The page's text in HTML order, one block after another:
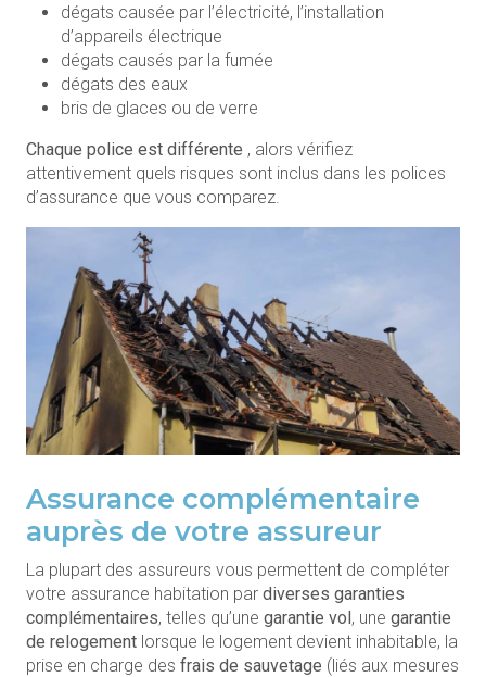
dégats causée par l’électricité, l’installation
d’appareils électrique
dégats causés par la fumée
dégats des eaux
bris de glaces ou de verre
Chaque police est différente , alors vérifiez
attentivement quels risques sont inclus dans les polices
d’assurance que vous comparez.
Assurance complémentaire
auprès de votre assureur
La plupart des assureurs vous permettent de compléter
votre assurance habitation par diverses garanties
complémentaires, telles qu’une garantie vol, une garantie
de relogement lorsque le logement devient inhabitable, la
prise en charge des frais de sauvetage (liés aux mesures